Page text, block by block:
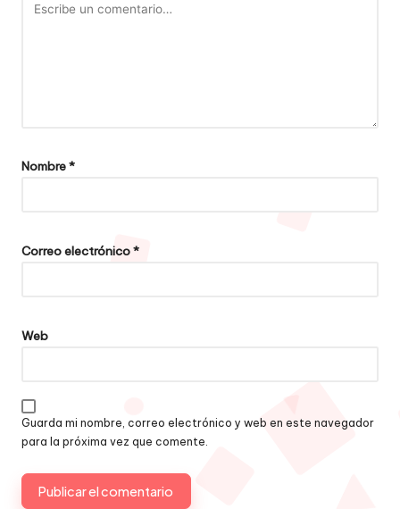
Nombre*
Correo electrónico*
Web
Guarda mi nombre, correo electrónico y web en este navegador
para la próxima vez que comente.